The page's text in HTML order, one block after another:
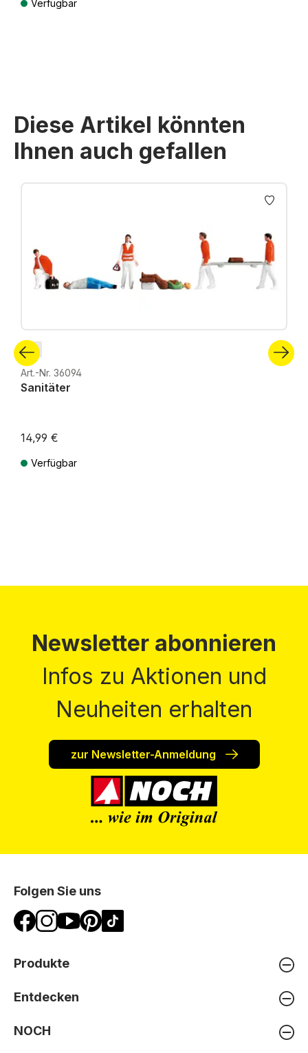
Verfügbar
Diese Artikel könnten
Ihnen auch gefallen
Produktgalerie überspringen
N
Art.-Nr. 36094
Sanitäter
14,99 €
Verfügbar
Newsletter abonnieren
Infos zu Aktionen und
Neuheiten erhalten
zur Newsletter-Anmeldung
Folgen Sie uns
Produkte
Entdecken
NOCH